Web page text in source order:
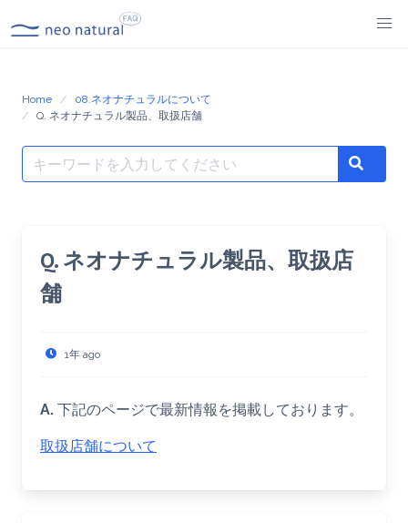
to
Home
08.ネオナチュラルについて
Q. ネオナチュラル製品、取扱店舗
Search
for:
Search
Q. ネオナチュラル製品、取扱店
舗
1年 ago
A. 下記のページで最新情報を掲載しております。
取扱店舗について